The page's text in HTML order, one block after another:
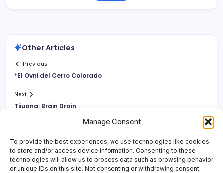
Manage Consent
To provide the best experiences, we use technologies like cookies
to store and/or access device information. Consenting to these
technologies will allow us to process data such as browsing behavior
or unique IDs on this site. Not consenting or withdrawing consent,
Other Articles
Previous
*El Ovni del Cerro Colorado
Next
Tijuana: Brain Drain